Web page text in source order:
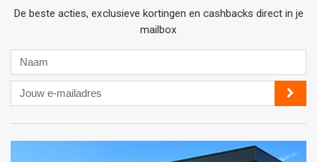
De beste acties, exclusieve kortingen en cashbacks direct in je
mailbox
Jouw
e-
mailadres